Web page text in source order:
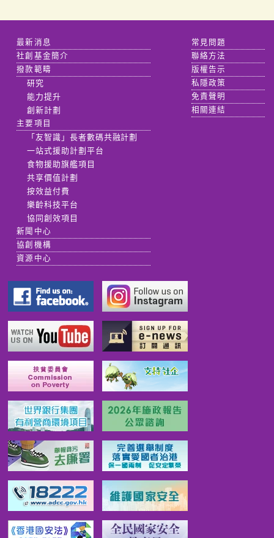
最新消息
社創基金簡介
撥款範疇
研究
能力提升
創新計劃
主要項目
「友智識」長者數碼共融計劃
一站式援助計劃平台
食物援助旗艦項目
共享價值計劃
按效益付費
樂齡科技平台
協同創效項目
新聞中心
協創機構
資源中心
常見問題
聯絡方法
版權告示
私隱政策
免責聲明
相關連結